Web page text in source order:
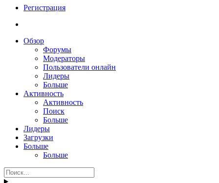
Регистрация
Обзор
Форумы
Модераторы
Пользователи онлайн
Лидеры
Больше
Активность
Активность
Поиск
Больше
Лидеры
Загрузки
Больше
Больше